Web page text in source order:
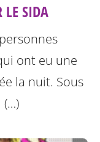
LE SIDA
ont eu une
la nuit. Sous
(…)